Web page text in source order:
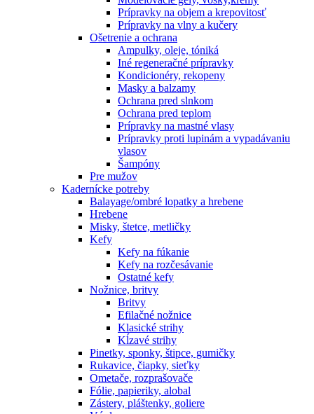
Prípravky na objem a krepovitosť
Prípravky na vlny a kučery
Ošetrenie a ochrana
Ampulky, oleje, tóniká
Iné regeneračné prípravky
Kondicionéry, rekopeny
Masky a balzamy
Ochrana pred slnkom
Ochrana pred teplom
Prípravky na mastné vlasy
Prípravky proti lupinám a vypadávaniu
vlasov
Šampóny
Pre mužov
Kadernícke potreby
Balayage/ombré lopatky a hrebene
Hrebene
Misky, štetce, metličky
Kefy
Kefy na fúkanie
Kefy na rozčesávanie
Ostatné kefy
Nožnice, britvy
Britvy
Efilačné nožnice
Klasické strihy
Kĺzavé strihy
Pinetky, sponky, štipce, gumičky
Rukavice, čiapky, sieťky
Ometače, rozprašovače
Fólie, papieriky, alobal
Zástery, pláštenky, goliere